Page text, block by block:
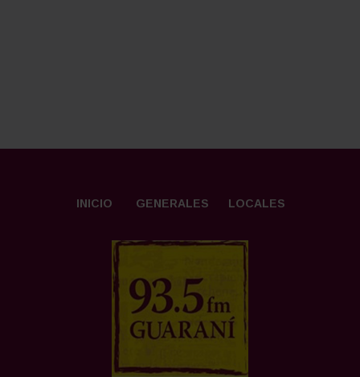
INICIO GENERALES LOCALES